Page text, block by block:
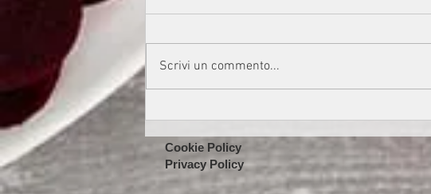
Scrivi un commento...
Cookie Policy
Privacy Policy